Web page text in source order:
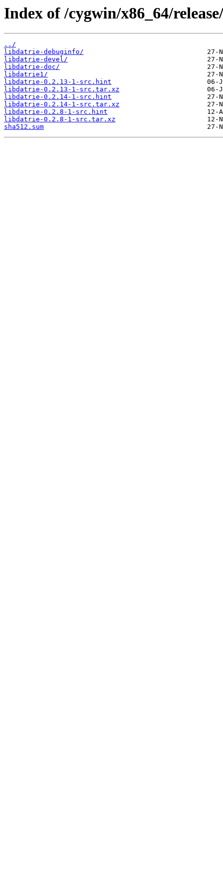
Index of /cygwin/x86_64/
../
libdatrie-debuginfo/
libdatrie-devel/
libdatrie-doc/
libdatrie1/
libdatrie-0.2.13-1-src.hint
libdatrie-0.2.13-1-src.tar.xz
libdatrie-0.2.14-1-src.hint
libdatrie-0.2.14-1-src.tar.xz
libdatrie-0.2.8-1-src.hint
libdatrie-0.2.8-1-src.tar.xz
sha512.sum